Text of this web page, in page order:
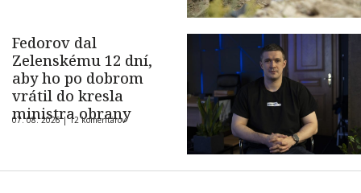
Fedorov dal
Zelenskému 12 dní,
aby ho po dobrom
vrátil do kresla
ministra obrany
07. 08. 2026 |12 komentárov